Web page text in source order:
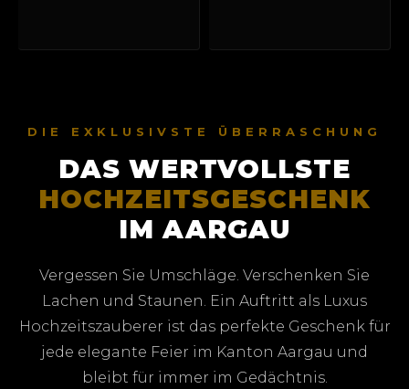
DIE EXKLUSIVSTE ÜBERRASCHUNG
DAS WERTVOLLSTE
HOCHZEITSGESCHENK
IM AARGAU
Vergessen Sie Umschläge. Verschenken Sie
Lachen und Staunen. Ein Auftritt als Luxus
Hochzeitszauberer ist das perfekte Geschenk für
jede elegante Feier im Kanton Aargau und
bleibt für immer im Gedächtnis.